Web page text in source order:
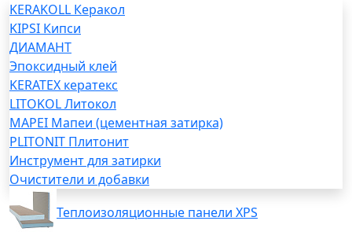
KERAKOLL Керакол
KIPSI Кипси
ДИАМАНТ
Эпоксидный клей
KERATEX кератекс
LITOKOL Литокол
MAPEI Мапеи (цементная затирка)
PLITONIT Плитонит
Инструмент для затирки
Очистители и добавки
Теплоизоляционные панели XPS